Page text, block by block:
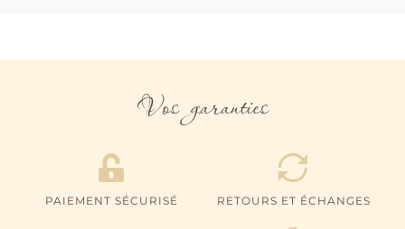
Vos garanties
PAIEMENT SÉCURISÉ RETOURS ET ÉCHANGES